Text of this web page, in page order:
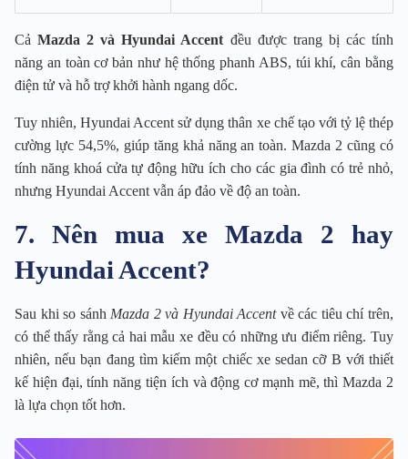
CảMazda 2 và Hyundai Accent đều được trang bị các tính
năng an toàn cơ bản như hệ thống phanh ABS, túi khí, cân bằng
điện tử và hỗ trợ khởi hành ngang dốc.
Tuy nhiên, Hyundai Accent sử dụng thân xe chế tạo với tỷ lệ thép
cường lực 54,5%, giúp tăng khả năng an toàn. Mazda 2 cũng có
tính năng khoá cửa tự động hữu ích cho các gia đình có trẻ nhỏ,
nhưng Hyundai Accent vẫn áp đảo về độ an toàn.
7. Nên mua xe Mazda 2 hay
Hyundai Accent?
Sau khi so sánh Mazda 2 và Hyundai Accentvề các tiêu chí trên,
có thể thấy rằng cả hai mẫu xe đều có những ưu điểm riêng. Tuy
nhiên, nếu bạn đang tìm kiếm một chiếc xe sedan cỡ B với thiết
kế hiện đại, tính năng tiện ích và động cơ mạnh mẽ, thì Mazda 2
là lựa chọn tốt hơn.